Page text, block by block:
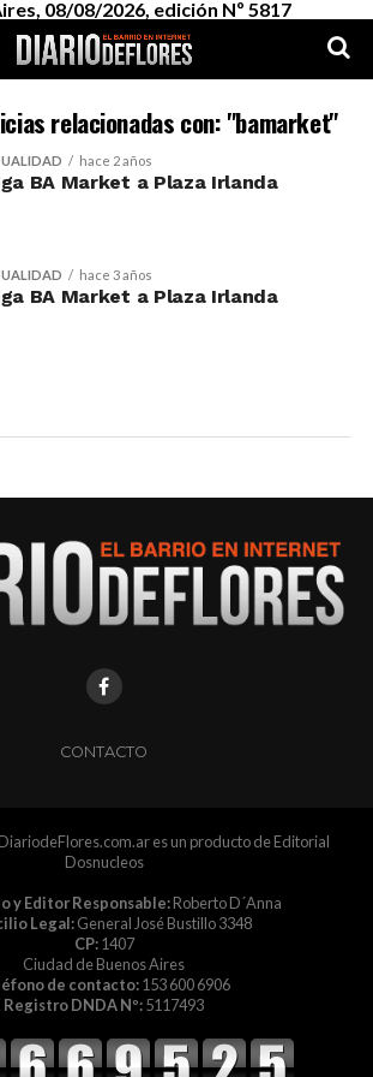
08/08/2026, edición Nº 5817
relacionadas con: "bamarket"
hace 2 años
BA Market a Plaza Irlanda
hace 3 años
BA Market a Plaza Irlanda
CONTACTO
es un producto de Editorial
Dosnucleos
y Editor Responsable:Roberto D´Anna
Legal:General José Bustillo 3348
CP:1407
Ciudad de Buenos Aires
de contacto:153 600 6906
Registro DNDA Nº:5117493